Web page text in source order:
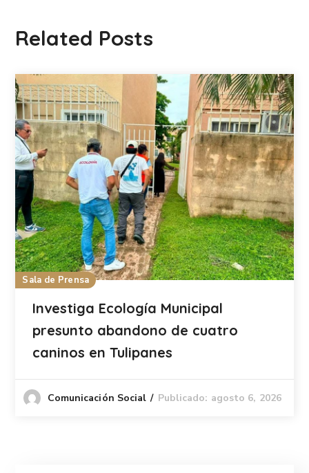
Related Posts
Sala de Prensa
Investiga Ecología Municipal
presunto abandono de cuatro
caninos en Tulipanes
Comunicación Social Publicado: agosto 6, 2026